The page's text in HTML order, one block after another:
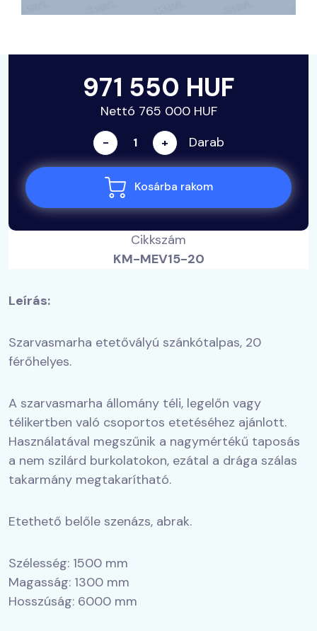
971 550 HUF
Nettó 765 000 HUF
- + Darab
Kosárba rakom
Cikkszám
KM-MEV15-20
Leírás:
Szarvasmarha etetővályú szánkótalpas, 20
férőhelyes.
A szarvasmarha állomány téli, legelőn vagy
télikertben való csoportos etetéséhez ajánlott.
Használatával megszűnik a nagymértékű taposás
a nem szilárd burkolatokon, ezátal a drága szálas
takarmány megtakarítható.
Etethető belőle szenázs, abrak.
Szélesség: 1500 mm
Magasság: 1300 mm
Hosszúság: 6000 mm